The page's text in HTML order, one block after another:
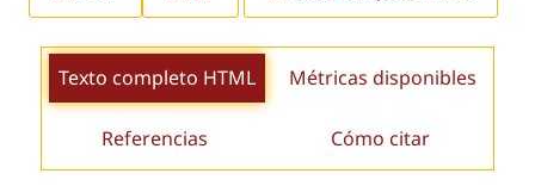
Texto completo HTML Métricas disponibles
Referencias Cómo citar